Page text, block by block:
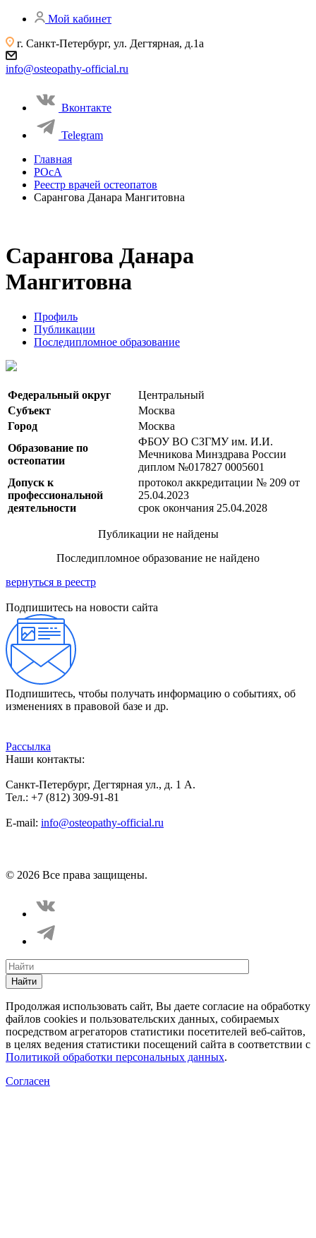
Мой кабинет
г. Санкт-Петербург, ул. Дегтярная, д.1а
info@osteopathy-official.ru
Вконтакте
Telegram
Главная
РОсА
Реестр врачей остеопатов
Сарангова Данара Мангитовна
Сарангова Данара
Мангитовна
Профиль
Публикации
Последипломное образование
Федеральный округ
Центральный
Субъект
Москва
Город
Москва
Образование по
остеопатии
ФБОУ ВО СЗГМУ им. И.И.
Мечникова Минздрава России
диплом №017827 0005601
Допуск к
профессиональной
деятельности
протокол аккредитации № 209 от
25.04.2023
срок окончания 25.04.2028
Публикации не найдены
Последипломное образование не найдено
вернуться в реестр
Подпишитесь на новости сайта
Подпишитесь, чтобы получать информацию о событиях, об
изменениях в правовой базе и др.
Рассылка
Наши контакты:
Санкт-Петербург, Дегтярная ул., д. 1 А.
Тел.: +7 (812) 309-91-81
E-mail: info@osteopathy-official.ru
© 2026 Все права защищены.
Найти
Продолжая использовать сайт, Вы даете согласие на обработку
файлов cookies и пользовательских данных, собираемых
посредством агрегаторов статистики посетителей веб-сайтов,
в целях ведения статистики посещений сайта в соответствии с
Политикой обработки персональных данных.
Согласен